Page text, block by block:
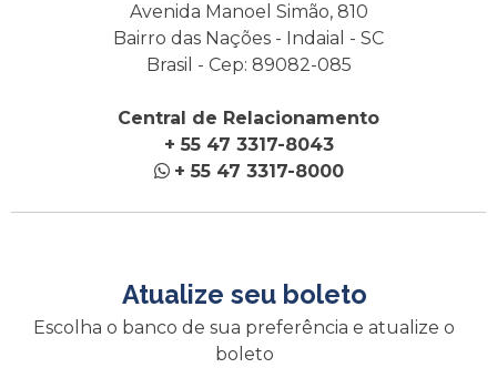
Avenida Manoel Simão, 810
Bairro das Nações - Indaial - SC
Brasil - Cep: 89082-085
Central de Relacionamento
+ 55 47 3317-8043
+ 55 47 3317-8000
Atualize seu boleto
Escolha o banco de sua preferência e atualize o
boleto